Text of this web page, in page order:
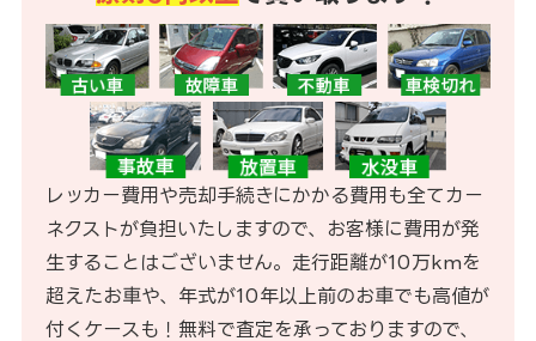
レッカー費用や売却手続きにかかる費用も全てカー
ネクストが負担いたしますので、お客様に費用が発
生することはございません。走行距離が10万kmを
超えたお車や、年式が10年以上前のお車でも高値が
付くケースも！無料で査定を承っておりますので、